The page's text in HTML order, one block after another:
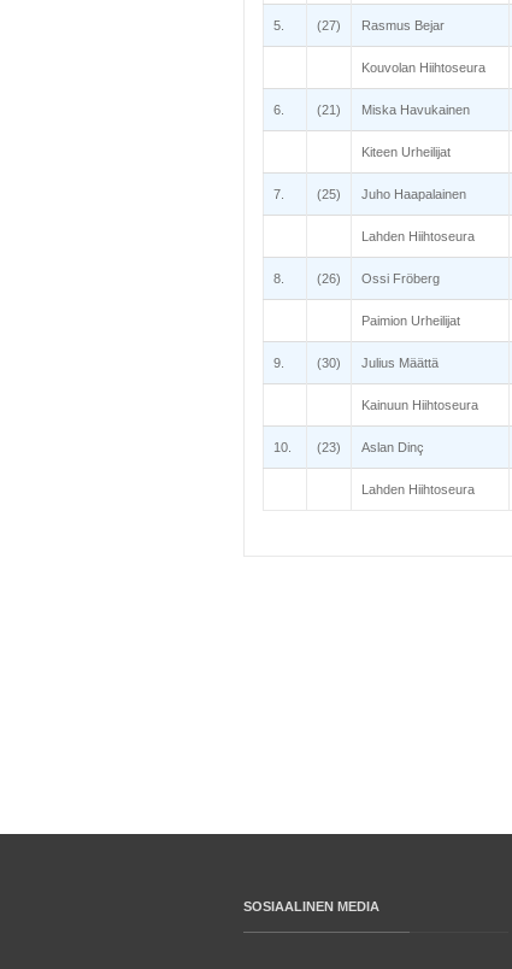
5. (27) Rasmus Bejar
Kouvolan Hiihtoseura
6. (21) Miska Havukainen
Kiteen Urheilijat
7. (25) Juho Haapalainen
Lahden Hiihtoseura
8. (26) Ossi Fröberg
Paimion Urheilijat
9. (30) Julius Määttä
Kainuun Hiihtoseura
10. (23) Aslan Dinç
Lahden Hiihtoseura
SOSIAALINEN MEDIA